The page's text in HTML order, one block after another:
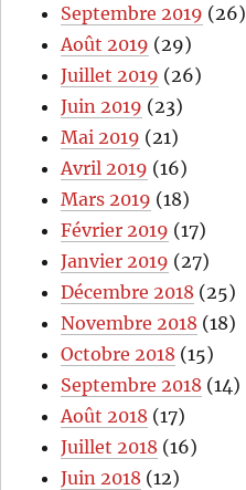
Septembre 2019 (26)
Août 2019 (29)
Juillet 2019 (26)
Juin 2019 (23)
Mai 2019 (21)
Avril 2019 (16)
Mars 2019 (18)
Février 2019 (17)
Janvier 2019 (27)
Décembre 2018 (25)
Novembre 2018 (18)
Octobre 2018 (15)
Septembre 2018 (14)
Août 2018 (17)
Juillet 2018 (16)
Juin 2018 (12)